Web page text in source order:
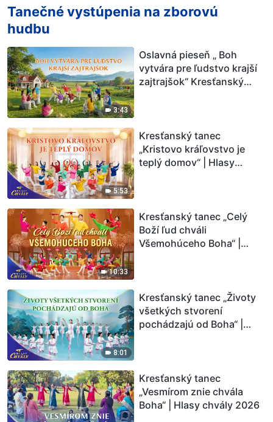
Tanečné vystúpenia na zborovú
hudbu
3:43
Oslavná pieseň „ Boh
vytvára pre ľudstvo krajší
zajtrajšok“ Kresťanský
5:53
Kresťanský tanec
„Kristovo kráľovstvo je
teplý domov“ | Hlasy
10:33
Kresťanský tanec „Celý
Boží ľud chváli
Všemohúceho Boha“ |
8:01
Kresťanský tanec „Životy
všetkých stvorení
pochádzajú od Boha“ |
Kresťanský tanec
„Vesmírom znie chvála
Boha“ | Hlasy chvály 2026